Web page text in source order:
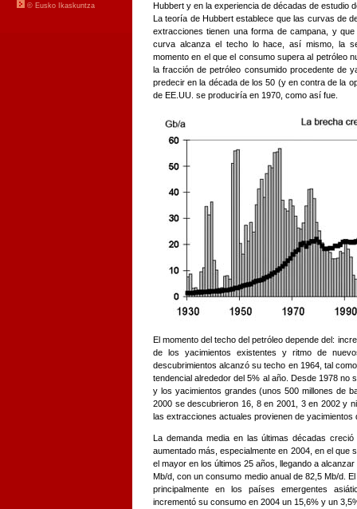
Hubbert y en la experiencia de décadas de estudio
La teoría de Hubbert establece que las curvas de
extracciones tienen una forma de campana, y
curva alcanza el techo lo hace, así mismo, la
momento en el que el consumo supera al petróleo
la fracción de petróleo consumido procedente de
predecir en la década de los 50 (y en contra de la
de EE.UU. se produciría en 1970, como así fue.
El momento del techo del petróleo depende del:
de los yacimientos existentes y ritmo de
descubrimientos alcanzó su techo en 1964, tal
tendencial alrededor del 5% al año. Desde 1978 no
y los yacimientos grandes (unos 500 millones de
2000 se descubrieron 16, 8 en 2001, 3 en 2002 y
las extracciones actuales provienen de
La demanda media en las últimas décadas
aumentado más, especialmente en 2004, en el que
el mayor en los últimos 25 años, llegando a
Mb/d, con un consumo medio anual de 82,5 Mb/d.
principalmente en los países emergentes
incrementó su consumo en 2004 un 15,6% y un